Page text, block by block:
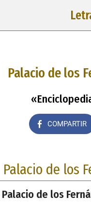
Palacio de los
COMPARTIR
Palacio de los
de los